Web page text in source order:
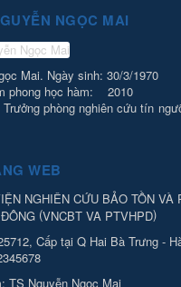
NGỌC MAI
Mai. Ngày sinh: 30/3/1970
phong học hàm: 2010
phòng nghiên cứu tín
WEB
NGHIÊN CỨU BẢO TỒN VÀ
(VNCBT VA PTVHPD)
Cấp tại Q Hai Bà Trưng -
TS Nguyễn Ngọc Mai